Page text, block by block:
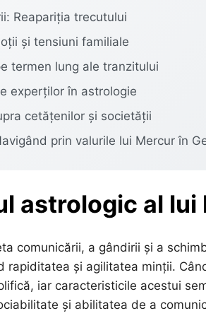
Reapariția trecutului
și tensiuni familiale
termen lung ale tranzitului
experților în astrologie
cetățenilor și societății
prin valurile lui Mercur în
astrologic al lui
comunicării, a gândirii și a
rapiditatea și agilitatea minții.
iar caracteristicile acestui
și abilitatea de a